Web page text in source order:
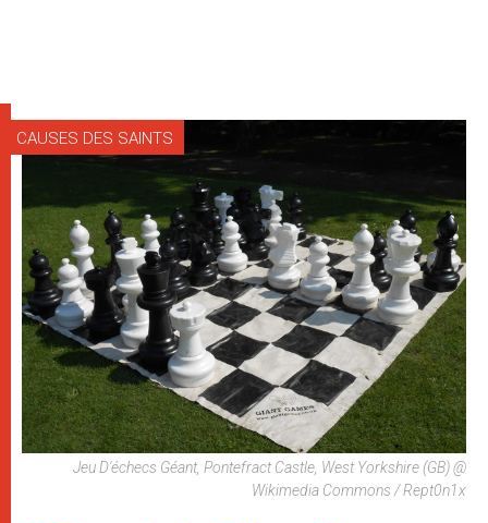
CAUSES DES SAINTS
Jeu D'échecs Géant, Pontefract Castle, West Yorkshire (GB) @
Wikimedia Commons / Rept0n1x